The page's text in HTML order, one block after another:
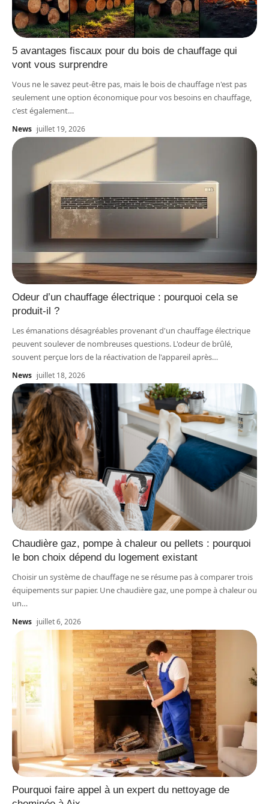
5 avantages fiscaux pour du bois de chauffage qui
vont vous surprendre
Vous ne le savez peut-être pas, mais le bois de chauffage n'est pas
seulement une option économique pour vos besoins en chauffage,
c'est également…
News juillet 19, 2026
Odeur d’un chauffage électrique : pourquoi cela se
produit-il ?
Les émanations désagréables provenant d'un chauffage électrique
peuvent soulever de nombreuses questions. L'odeur de brûlé,
souvent perçue lors de la réactivation de l'appareil après…
News juillet 18, 2026
Chaudière gaz, pompe à chaleur ou pellets : pourquoi
le bon choix dépend du logement existant
Choisir un système de chauffage ne se résume pas à comparer trois
équipements sur papier. Une chaudière gaz, une pompe à chaleur ou
un…
News juillet 6, 2026
Pourquoi faire appel à un expert du nettoyage de